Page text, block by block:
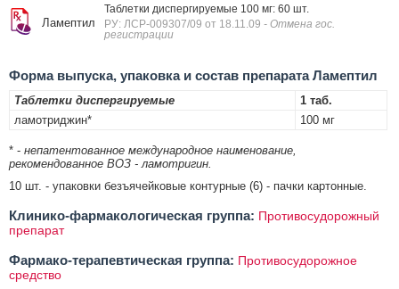
Ламептил
Таблетки диспергируемые 100 мг: 60 шт.
РУ: ЛСР-009307/09 от 18.11.09 - Отмена гос.
регистрации
Форма выпуска, упаковка и состав препарата Ламептил
Таблетки диспергируемые
1 таб.
ламотриджин*
100 мг
* - непатентованное международное наименование,
рекомендованное ВОЗ - ламотригин.
10 шт. - упаковки безъячейковые контурные (6) - пачки картонные.
Клинико-фармакологическая группа: Противосудорожный
препарат
Фармако-терапевтическая группа: Противосудорожное
средство